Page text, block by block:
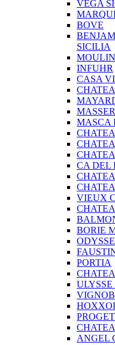
VEGA
BOVE
SICILIA
INFUHR
CASA
MASCA
CA DEL
VIEUX
BORIE
PORTIA
ANGEL